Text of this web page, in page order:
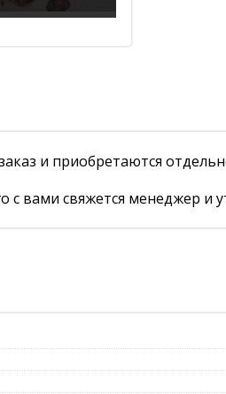
и приобретаются
вами свяжется менеджер и